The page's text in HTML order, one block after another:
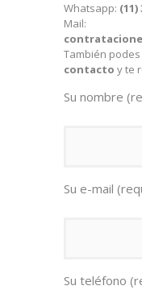
Whatsapp: (11)
Mail:
También
contacto y te
Su nombre
Su e-mail
Su teléfono